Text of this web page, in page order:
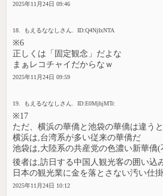
2025年11月24日 09:46
18. もえるななしさん. ID:Q4NjIxNTA
※6
正しくは「固定観念」だよな
まぁレコチャイだからなｗ
2025年11月24日 09:59
19. もえるななしさん. ID:E0MjhjMTc
※17
ただ、横浜の華僑と池袋の華僑は違う
横浜は,台湾系が多い従来の華僑だ
池袋は,大陸系の共産党の色濃い新華僑
後者は,訪日する中国人観光客の囲い込
日本の観光業に金を落とさない汚い仕
2025年11月24日 10:12